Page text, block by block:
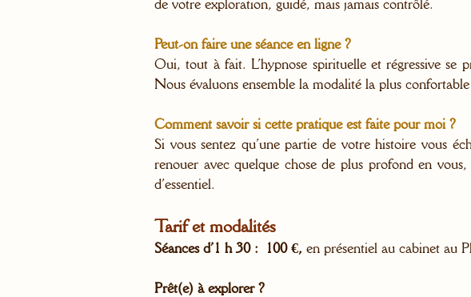
de votre exploration, guidé, mais jamais contrôlé.
Peut-on faire une séance en ligne ?
Oui, tout à fait. L’hypnose spirituelle et régressive se
Nous évaluons ensemble la modalité la plus
Comment savoir si cette pratique est faite pour moi ?
Si vous sentez qu’une partie de votre histoire vous
renouer avec quelque chose de plus profond en
d’essentiel.
Tarif et modalités
Séances d’1 h 30 : 100 €, en présentiel au cabinet au
Prêt(e) à explorer ?